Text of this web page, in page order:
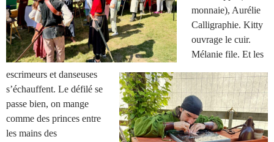
monnaie), Aurélie
Calligraphie. Kitty
ouvrage le cuir.
Mélanie file. Et les
escrimeurs et danseuses
s’échauffent. Le défilé se
passe bien, on mange
comme des princes entre
les mains des